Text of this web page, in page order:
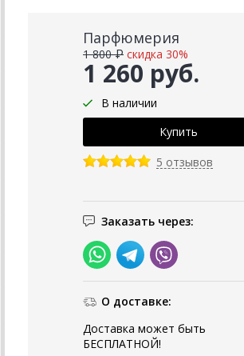
Парфюмерия
1 260 руб.
1 800 ₽ скидка 30%
В наличии
5 отзывов
Заказать через:
О доставке:
Доставка может быть
БЕСПЛАТНОЙ!